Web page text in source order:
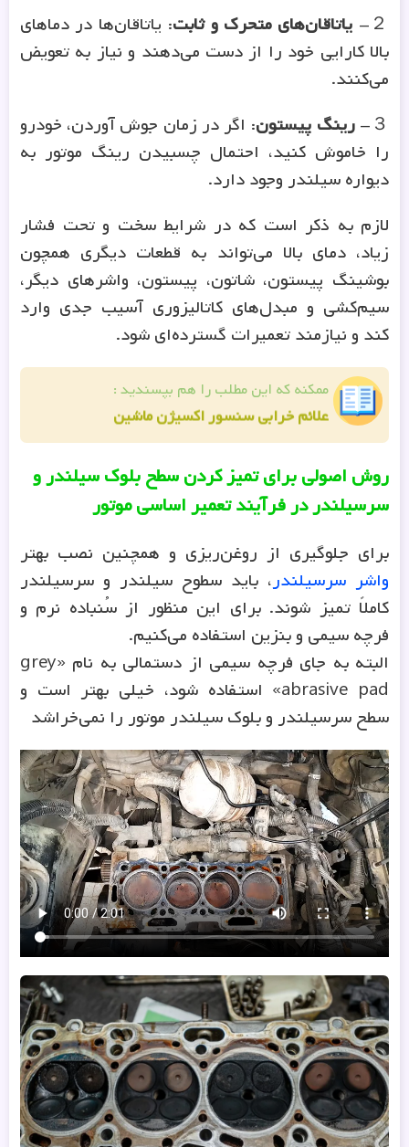
２-
یاتاقان‌های متحرک و ثابت
: یاتاقان‌ها در دماهای
بالا کارایی خود را از دست می‌دهند و نیاز به تعویض
می‌کنند.
３-
رینگ پیستون : اگر در زمان جوش آوردن، خودرو
را خاموش کنید، احتمال چسبیدن رینگ موتور به
دیواره سیلندر وجود دارد.
لازم به ذکر است که در شرایط سخت و تحت فشار
زیاد، دمای بالا می‌تواند به قطعات دیگری همچون
بوشینگ پیستون، شاتون، پیستون، واشرهای دیگر،
سیم‌کشی و مبدل‌های کاتالیزوری آسیب جدی وارد
کند و نیازمند تعمیرات گسترده‌ای شود.
ممکنه که این مطلب را هم بپسندید :
علائم خرابی سنسور اکسیژن ماشین
روش اصولی برای تمیز کردن سطح بلوک سیلندر و
سرسیلندر در فرآیند تعمیر اساسی موتور
برای جلوگیری از روغن‌ریزی و همچنین نصب بهتر
واشر سرسیلندر ، باید سطوح سیلندر و سرسیلندر
کاملاً تمیز شوند. برای این منظور از سُنباده نرم و
فرچه سیمی و بنزین استفاده می‌کنیم.
البته به جای فرچه سیمی از دستمالی به نام «grey
abrasive pad» استفاده شود، خیلی بهتر است و
سطح سرسیلندر و بلوک سیلندر موتور را نمی‌خراشد